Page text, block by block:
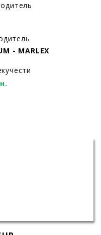
- MARLEX